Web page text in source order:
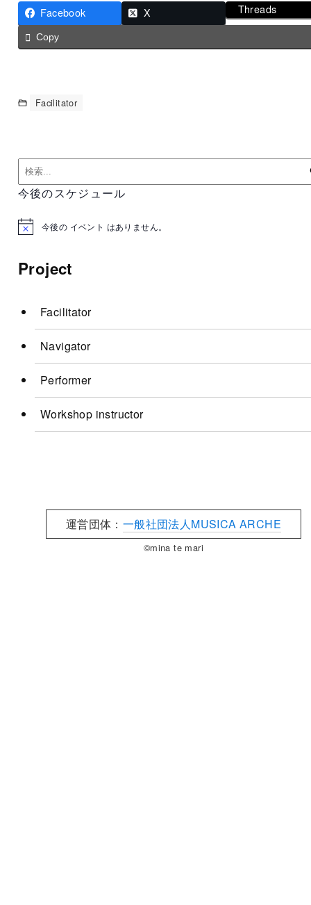
Facebook X Threads
Copy
Facilitator
今後のスケジュール
N
i
c
今後の イベント はありません。
Project
Facilitator
Navigator
Performer
Workshop instructor
運営団体： 一般社団法人MUSICA ARCHE
©mina te mari